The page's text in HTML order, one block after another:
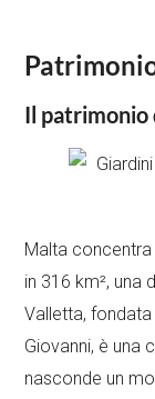
Il patrimonio
Malta concentra
in 316 km², una
Valletta, fondata
Giovanni, è una
nasconde un